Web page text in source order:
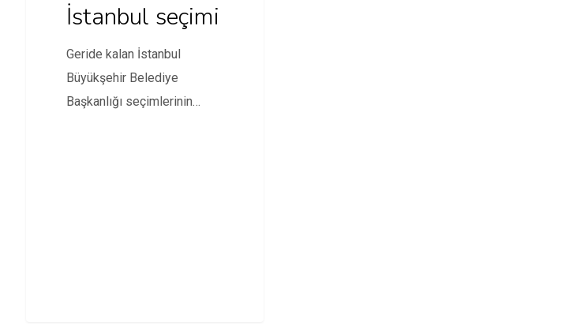
İstanbul seçimi
Geride kalan İstanbul
Büyükşehir Belediye
Başkanlığı seçimlerinin